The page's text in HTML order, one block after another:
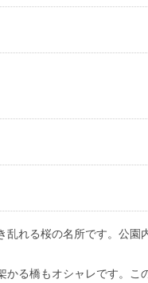
れる桜の名所です。公園
る橋もオシャレです。こ